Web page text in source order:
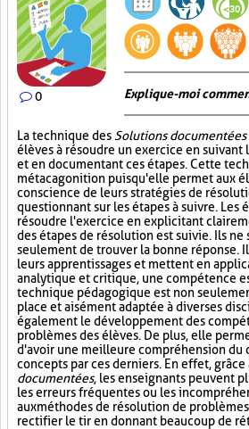
0 Explique-moi
La technique des Solutions documentées
élèves à résoudre un exercice en suivant
et en documentant ces étapes. Cette
métacagonition puisqu'elle permet aux
conscience de leurs stratégies de
questionnant sur les étapes à suivre. Les
résoudre l'exercice en explicitant
des étapes de résolution est suivie. Ils ne
seulement de trouver la bonne réponse.
leurs apprentissages et mettent en
analytique et critique, une compétence
technique pédagogique est non
place et aisément adaptée à diverses
également le développement des
problèmes des élèves. De plus, elle
d'avoir une meilleure compréhension du
concepts par ces derniers. En effet, grâce
documentées, les enseignants peuvent
les erreurs fréquentes ou les
aux méthodes de résolution de
rectifier le tir en donnant beaucoup de